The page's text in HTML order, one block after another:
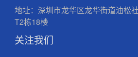
地址：深圳市龙华区龙华街道油松
T2栋18楼
关注我们